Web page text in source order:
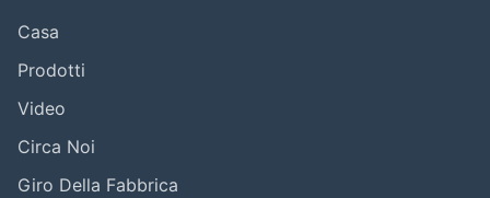
Casa
Prodotti
Video
Circa Noi
Giro Della Fabbrica